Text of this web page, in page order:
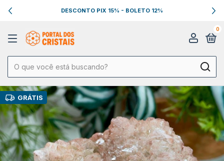
FRETE GRÁTIS NAS COMPRAS ACIMA DE R$ 199,00
0
GRÁTIS